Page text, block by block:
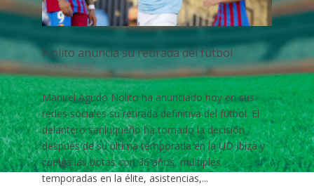
Nolito anuncia su retirada del fútbol
13/09/2023
Manuel Agudo Nolito ha anunciado hoy en sus
redes sociales su retirada definitiva del fútbol. El
delantero sanluqueño ha tomado la decisión
después de su última temporada en la UD Ibiza y
cuelga las botas con 36 años, múltiples
temporadas en la élite, asistencias,...